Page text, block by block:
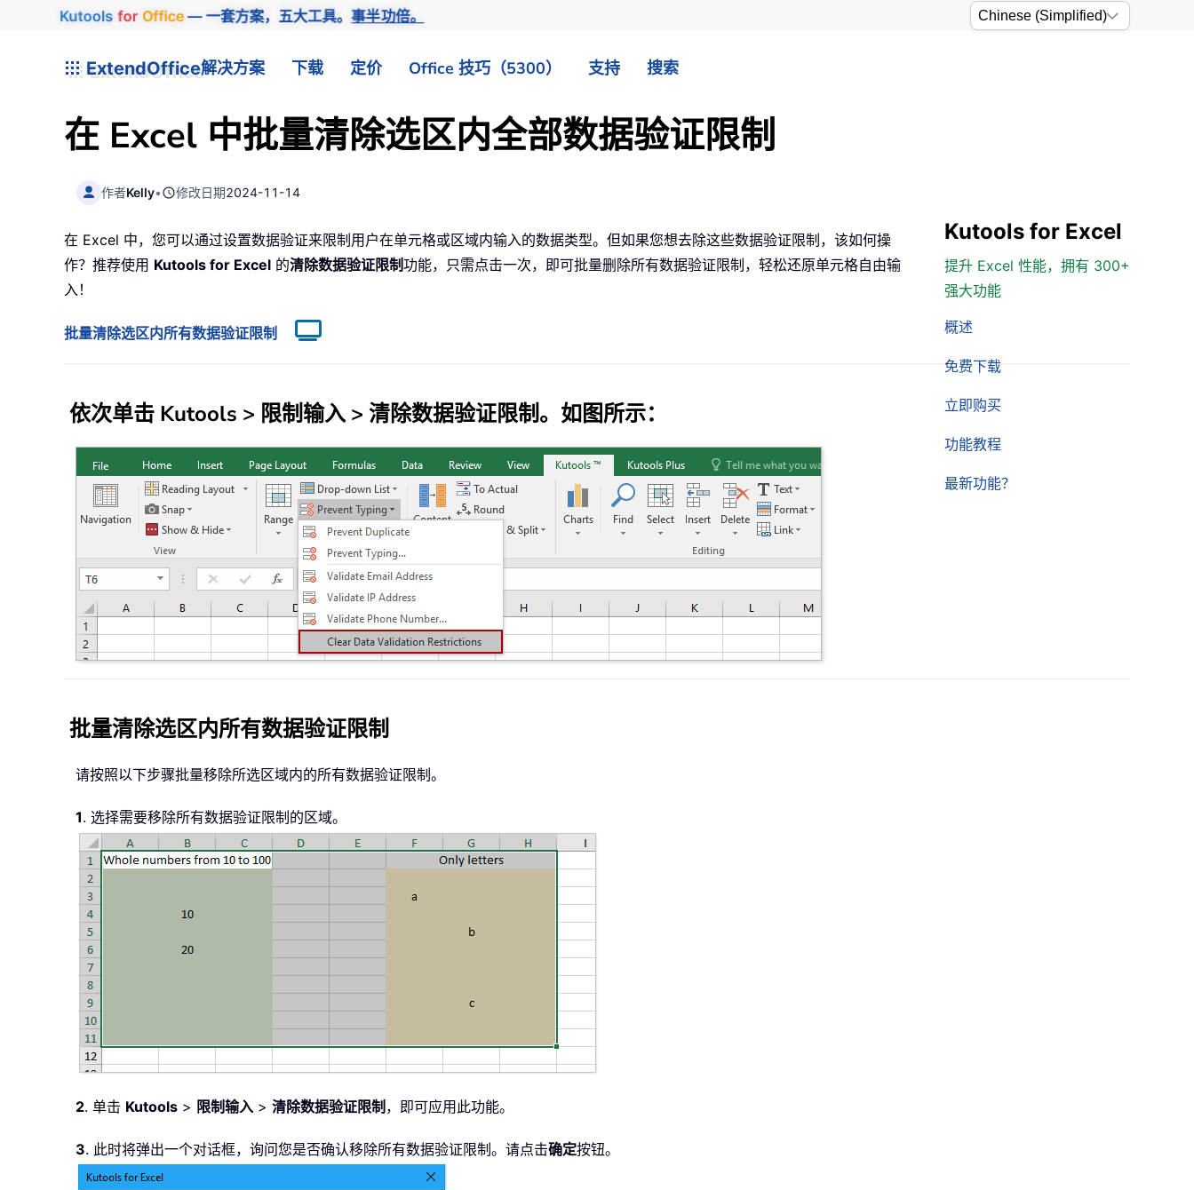
Kutools for Office— 一套方案，五大工具。事半功倍。
ExtendOffice解决方案 下载 定价 Office 技巧（5300） 支持 搜索
在 Excel 中批量清除选区内全部数据验证限制
作者Kelly• 修改日期2024-11-14
Kutools for Excel
提升 Excel 性能，拥有 300+
强大功能
概述
免费下载
立即购买
功能教程
最新功能？
在 Excel 中，您可以通过设置数据验证来限制用户在单元格或区域内输入的数据类型。但如果您想去除这些数据验证限制，该如何操
作？推荐使用 Kutools for Excel 的清除数据验证限制功能，只需点击一次，即可批量删除所有数据验证限制，轻松还原单元格自由输
入！
批量清除选区内所有数据验证限制
依次单击 Kutools > 限制输入> 清除数据验证限制。如图所示：
批量清除选区内所有数据验证限制
请按照以下步骤批量移除所选区域内的所有数据验证限制。
1. 选择需要移除所有数据验证限制的区域。
2. 单击 Kutools > 限制输入 > 清除数据验证限制 ，即可应用此功能。
3. 此时将弹出一个对话框，询问您是否确认移除所有数据验证限制。请点击确定按钮。